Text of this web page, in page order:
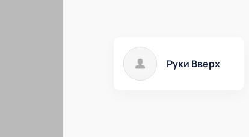
Руки Вверх